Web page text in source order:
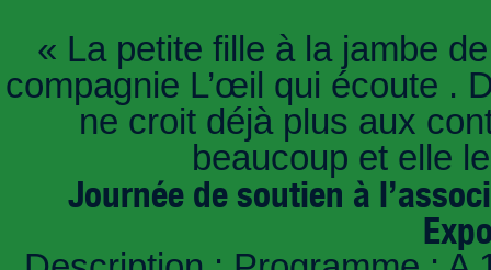
« La petite fille à la jambe
compagnie L’œil qui écoute .
ne croit déjà plus aux
beaucoup et elle
Journée de soutien à